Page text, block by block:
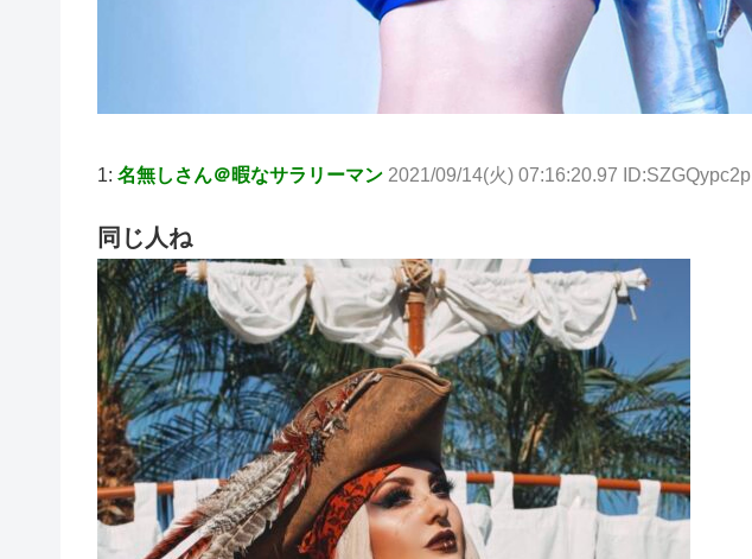
1: 名無しさん＠暇なサラリーマン 2021/09/14(火) 07:16:20.97 ID:SZGQypc2p
同じ人ね